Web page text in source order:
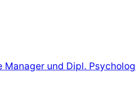
und Dipl.